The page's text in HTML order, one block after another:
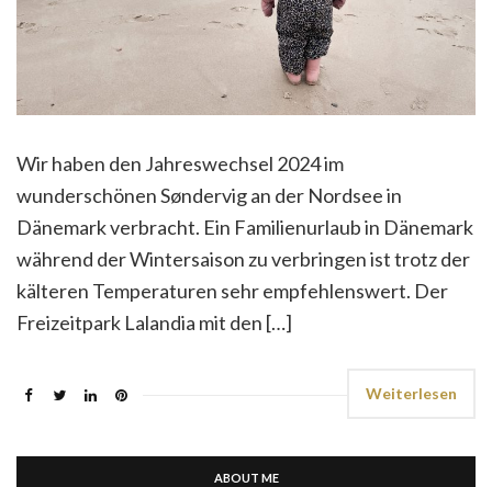
Wir haben den Jahreswechsel 2024 im
wunderschönen Søndervig an der Nordsee in
Dänemark verbracht. Ein Familienurlaub in Dänemark
während der Wintersaison zu verbringen ist trotz der
kälteren Temperaturen sehr empfehlenswert. Der
Freizeitpark Lalandia mit den […]
Weiterlesen
ABOUT ME